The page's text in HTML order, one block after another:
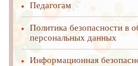
Педагогам
Политика безопасности в
персональных данных
Информационная